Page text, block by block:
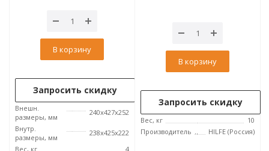
В корзину
Запросить скидку
Внешн.
размеры, мм
240x427x252
Внутр.
размеры, мм
238х425х222
Вес, кг
4
В корзину
Запросить скидку
Вес, кг
10
Производитель
HILFE (Россия)